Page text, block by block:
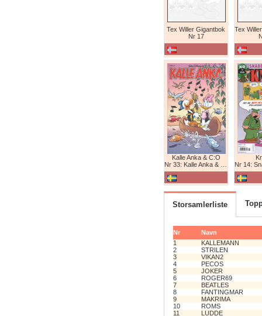
Tex Willer Gigantbok
Nr 17
Kalle Anka & C:O
Nr 33: Kalle Anka & C:O
Nr 14:
Storsamlerliste
Nr
Navn
1
KALLEMANN
2
STRILEN
3
VIKAN2
4
PECOS
5
JOKER
6
ROGER69
7
BEATLES
8
FANTINGMAR
9
MAKRIMA
10
ROMS
11
LUDDE